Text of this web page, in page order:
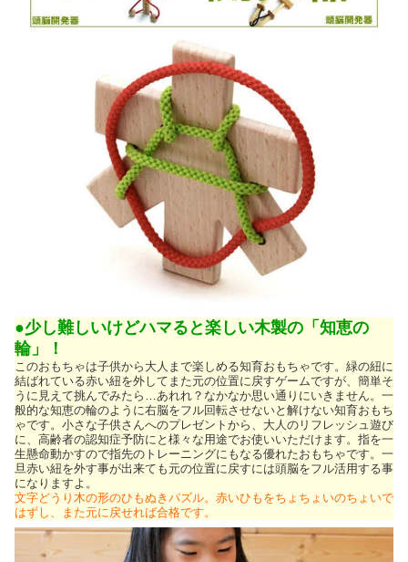
●少し難しいけどハマると楽しい木製の「知恵の
輪」！
このおもちゃは子供から大人まで楽しめる知育おもちゃです。緑の紐に
結ばれている赤い紐を外してまた元の位置に戻すゲームですが、簡単そ
うに見えて挑んでみたら…あれれ？なかなか思い通りにいきません。一
般的な知恵の輪のように右脳をフル回転させないと解けない知育おもち
ゃです。小さな子供さんへのプレゼントから、大人のリフレッシュ遊び
に、高齢者の認知症予防にと様々な用途でお使いいただけます。指を一
生懸命動かすので指先のトレーニングにもなる優れたおもちゃです。一
旦赤い紐を外す事が出来ても元の位置に戻すには頭脳をフル活用する事
になりますよ。
文字どうり木の形のひもぬきパズル。赤いひもをちょちょいのちょいで
はずし、また元に戻せれば合格です。